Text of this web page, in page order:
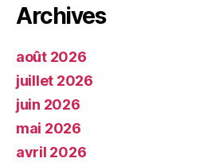
Archives
août 2026
juillet 2026
juin 2026
mai 2026
avril 2026